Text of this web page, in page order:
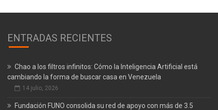
ENTRADAS RECIENTES
Chao a los filtros infinitos: Cómo la Inteligencia Artificial está
cambiando la forma de buscar casa en Venezuela
14 julio, 2026
Fundación FUNO consolida su red de apoyo con más de 3.5